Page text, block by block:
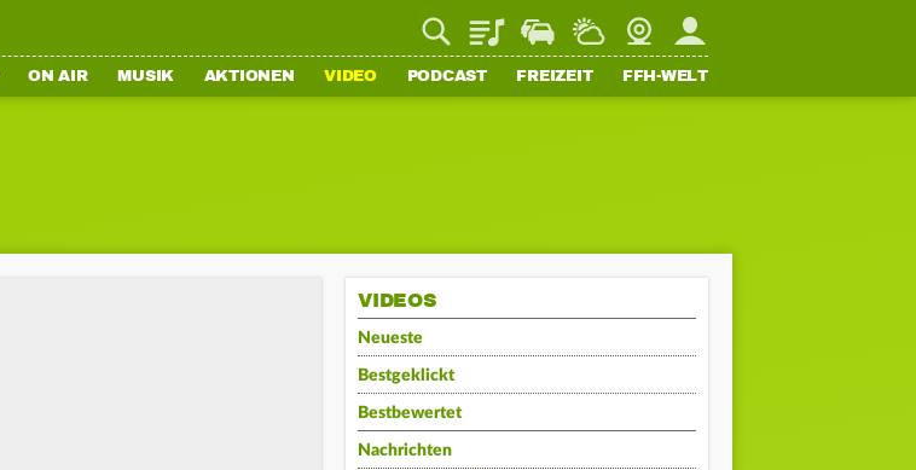
PlaylistStaupilotWetterWebcamMein FFH
ON AIR MUSIK AKTIONEN VIDEO PODCAST FREIZEIT FFH-WELT
VIDEOS
Neueste
Bestgeklickt
Bestbewertet
Nachrichten